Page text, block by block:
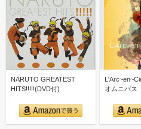
NARUTO GREATEST
HITS!!!!!(DVD付)
オムニバス